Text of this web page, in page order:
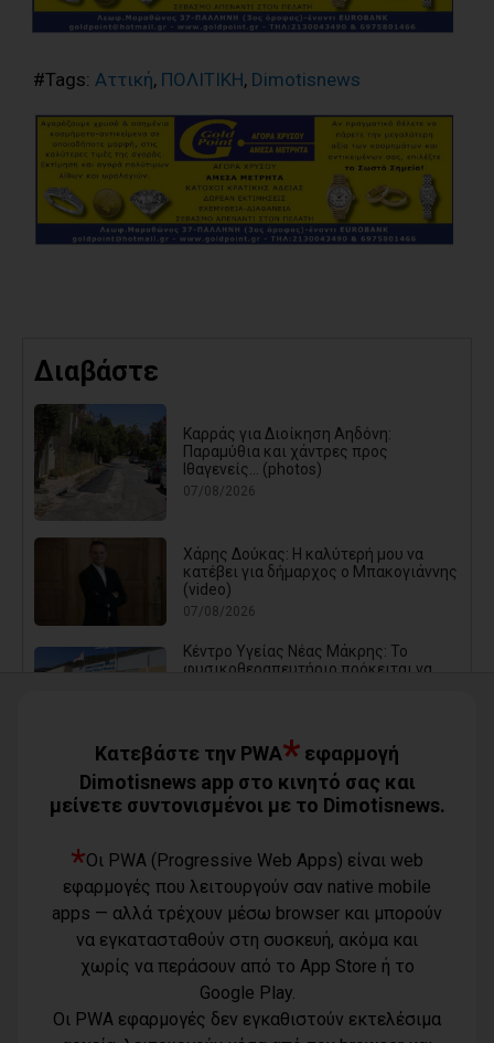
#Tags: Αττική, ΠΟΛΙΤΙΚΗ, Dimotisnews
Διαβάστε
Καρράς για Διοίκηση Αηδόνη:
Παραμύθια και χάντρες προς
Ιθαγενείς... (photos)
07/08/2026
Χάρης Δούκας: Η καλύτερή μου να
κατέβει για δήμαρχος ο Μπακογιάννης
(video)
07/08/2026
Κέντρο Υγείας Νέας Μάκρης: Το
φυσικοθεραπευτήριο πρόκειται να
Μάτι σε πολεοδομική ομηρία: Οι
περιουσίες πάγωσαν – Οι κάτοικοι
οργανώνονται
07/08/2026
Επιχείρηση του Δήμου Παλλήνης:
Άνθρακας ο θησαυρός; ή καλά
ξεμπερδέματα για τον Ζούτσο;
06/08/2026
Δήμος Μαραθώνα: Το νέο πρόγραμμα
«Ο,ΤΙ ΕΓΙΝΕ - ΕΓΙΝΕ 2026»
06/08/2026
Κατεβάστε την PWA* εφαρμογή
Dimotisnews app στο κινητό σας και
μείνετε συντονισμένοι με το Dimotisnews.
*Οι PWA (Progressive Web Apps) είναι web
εφαρμογές που λειτουργούν σαν native mobile
apps — αλλά τρέχουν μέσω browser και μπορούν
να εγκατασταθούν στη συσκευή, ακόμα και
χωρίς να περάσουν από το App Store ή το
Google Play.
Οι PWA εφαρμογές δεν εγκαθιστούν εκτελέσιμα